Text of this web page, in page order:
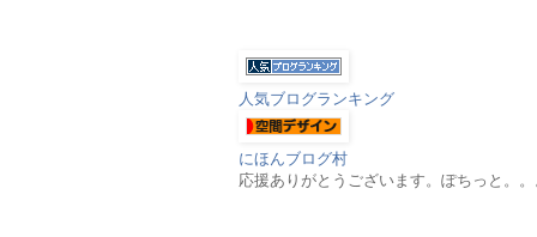
人気ブログランキング
にほんブログ村
応援ありがとうございます。ぽちっと。